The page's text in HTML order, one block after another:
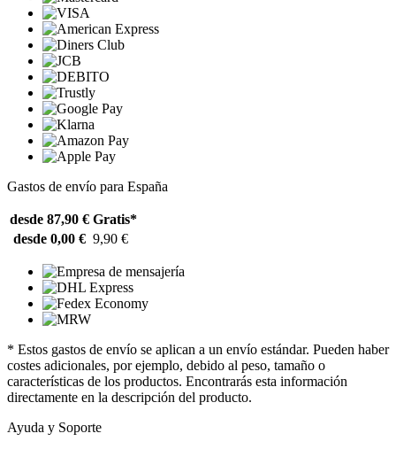
Gastos de envío para España
desde 87,90 € Gratis*
desde 0,00 € 9,90 €
* Estos gastos de envío se aplican a un envío estándar. Pueden haber
costes adicionales, por ejemplo, debido al peso, tamaño o
características de los productos. Encontrarás esta información
directamente en la descripción del producto.
Ayuda y Soporte